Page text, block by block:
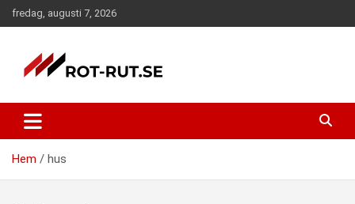
Hoppa
till
fredag, augusti 7, 2026
ROT-RUT portalen – Nyheter –
Hemdekor – ROT-RUT.se
ROT och RUT portalen. Här hittar ni information om ROT och
RUT samt företag som erbjuder tjänster inom ROT och RUT
avdraget.
Hem
hus